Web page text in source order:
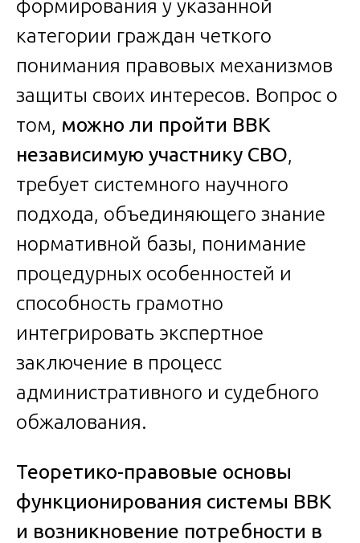
формирования у указанной
категории граждан четкого
понимания правовых механизмов
защиты своих интересов. Вопрос о
том, можно ли пройти ВВК
независимую участнику СВО,
требует системного научного
подхода, объединяющего знание
нормативной базы, понимание
процедурных особенностей и
способность грамотно
интегрировать экспертное
заключение в процесс
административного и судебного
обжалования.
Теоретико-правовые основы
функционирования системы ВВК
и возникновение потребности в